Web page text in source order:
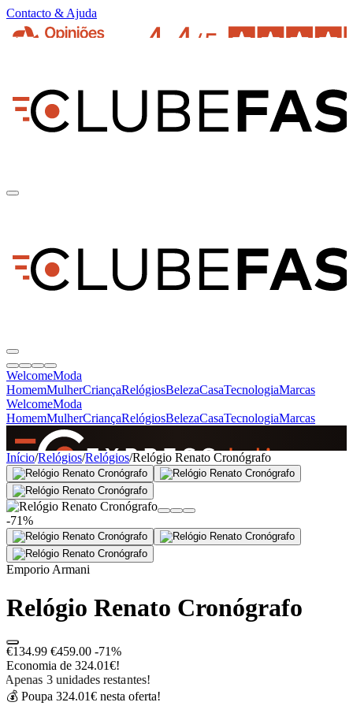
Contacto & Ajuda
WelcomeModa
HomemMulherCriançaRelógiosBelezaCasaTecnologiaMarcas
WelcomeModa
HomemMulherCriançaRelógiosBelezaCasaTecnologiaMarcas
SINCE 2005
+de 36.000 reviews
Início/Relógios/Relógios/Relógio Renato Cronógrafo
-71%
Emporio Armani
Relógio Renato Cronógrafo
€134.99 €459.00 -71%
Economia de 324.01€!
Apenas 3 unidades restantes!
💰 Poupa 324.01€ nesta oferta!